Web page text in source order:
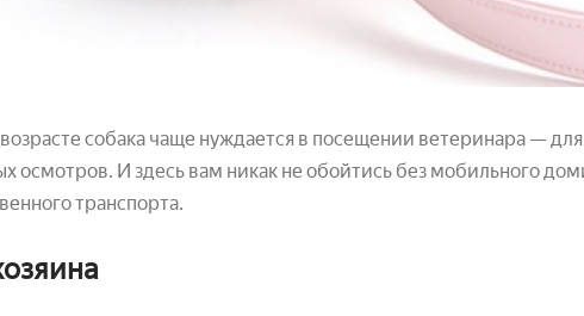
собака чаще нуждается в посещении ветеринара —
осмотров. И здесь вам никак не обойтись без мобильного
транспорта.